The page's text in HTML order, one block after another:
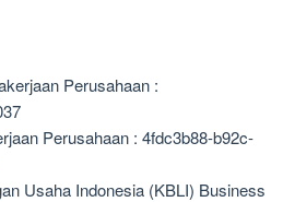
Perusahaan :
Perusahaan : 4fdc3b88-b92c-
Usaha Indonesia (KBLI) Business